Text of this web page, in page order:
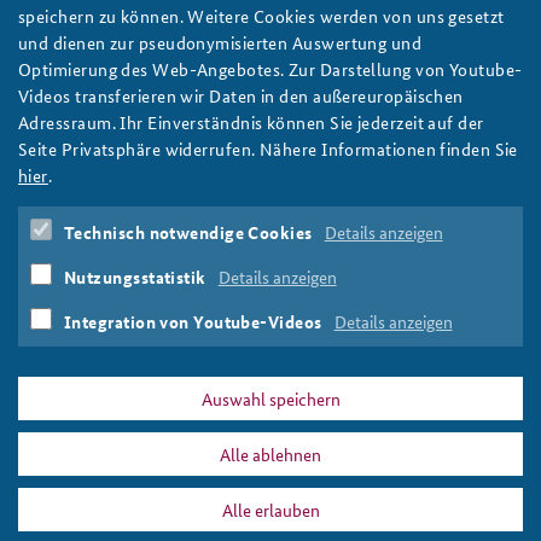
Anfahrt
Freundeskreis
Deutsches Forum Sicherheitspolitik
Arbeitskreis "Junge Sicherheitspolitiker"
Das Sicherheitspolitische Gespräch an der BAKS
Studierendenkonferenz Sicherheitspolitik gestalten
Newsletter-Archiv
Panels
Bürgerinnen und Bürgern entwickeln gemeinsam Meinungen
und Ideen. Diese sind Grundlage der hier vorgestellten Methode
der Strategischen Vorausschau. Wie genau Citizen Panels
funktionieren, zeigt der folgende Beitrag. Foto:
Pixabay/StockSnap
weiter
Strategische Vorausschau,Foresight-Methoden,Foresight
Citizen Panels
, Bürgergremien
repräsentative
Öffentlichkeit
Government Report on the Future
Klimawandel,Spain – 2050
PRESSE DATENSCHUTZ IMPRESSUM FAQ
Drucken
speichern zu können. Weitere Cookies werden von uns gesetzt
und dienen zur pseudonymisierten Auswertung und
Optimierung des Web-Angebotes. Zur Darstellung von Youtube-
Videos transferieren wir Daten in den außereuropäischen
Adressraum. Ihr Einverständnis können Sie jederzeit auf der
Seite Privatsphäre widerrufen. Nähere Informationen finden Sie
hier.
Technisch notwendige Cookies Details anzeigen
Nutzungsstatistik Details anzeigen
Integration von Youtube-Videos Details anzeigen
Auswahl speichern
Alle ablehnen
Alle erlauben